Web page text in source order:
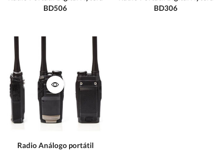
BD506
BD306
Radio Análogo portátil